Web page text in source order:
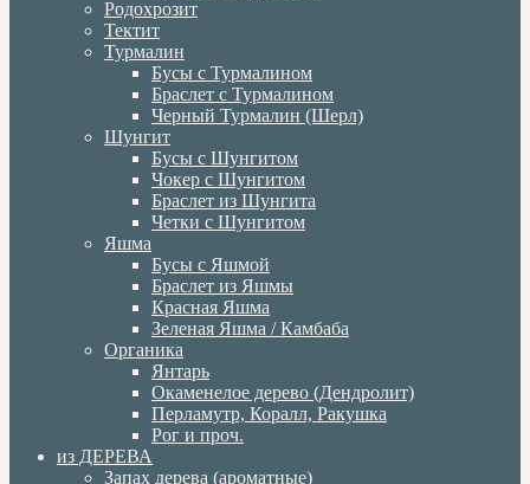
Родохрозит
Тектит
Турмалин
Бусы с Турмалином
Браслет с Турмалином
Черный Турмалин (Шерл)
Шунгит
Бусы с Шунгитом
Чокер с Шунгитом
Браслет из Шунгита
Четки с Шунгитом
Яшма
Бусы с Яшмой
Браслет из Яшмы
Красная Яшма
Зеленая Яшма / Камбаба
Органика
Янтарь
Окаменелое дерево (Дендролит)
Перламутр, Коралл, Ракушка
Рог и проч.
из ДЕРЕВА
Запах дерева (ароматные)